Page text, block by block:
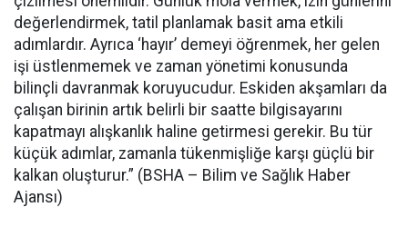
değerlendirmek, tatil planlamak basit ama etkili
adımlardır. Ayrıca ‘hayır’ demeyi öğrenmek, her gelen
işi üstlenmemek ve zaman yönetimi konusunda
bilinçli davranmak koruyucudur. Eskiden akşamları da
çalışan birinin artık belirli bir saatte bilgisayarını
kapatmayı alışkanlık haline getirmesi gerekir. Bu tür
küçük adımlar, zamanla tükenmişliğe karşı güçlü bir
kalkan oluşturur.” (BSHA – Bilim ve Sağlık Haber
Ajansı)